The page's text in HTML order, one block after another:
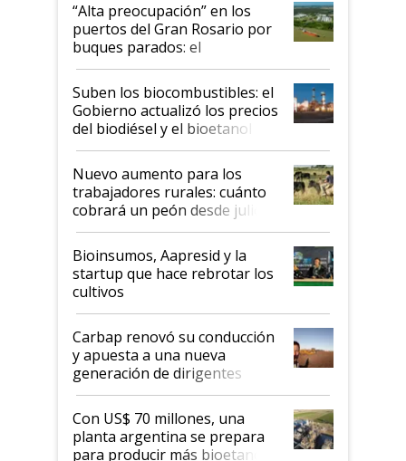
“Alta preocupación” en los
puertos del Gran Rosario por
buques parados: el
funcionamiento de las
exportadoras en tensión tras
la medida de fuerza de los
prácticos
Suben los biocombustibles: el
Gobierno actualizó los precios
del biodiésel y el bioetanol
Nuevo aumento para los
trabajadores rurales: cuánto
cobrará un peón desde julio
Bioinsumos, Aapresid y la
startup que hace rebrotar los
cultivos
Carbap renovó su conducción
y apuesta a una nueva
generación de dirigentes
rurales
Con US$ 70 millones, una
planta argentina se prepara
para producir más bioetanol